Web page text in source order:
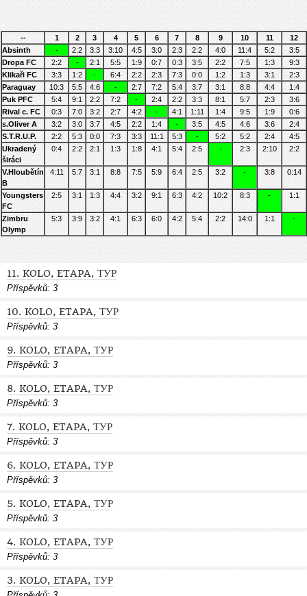
-- 1 2 3 4 5 6 7 8 9 10 11
12
Absinth
- 2:2 3:3 3:10 4:5 3:0 2:3 2:2 4:0 11:4 5:2
3:5
Dropa FC
2:2 - 2:1 5:5 1:9 0:7 0:3 3:5 2:2 7:5 1:3
9:3
Klikaři FC
3:3 1:2 - 6:4 2:2 2:3 7:3 0:0 1:2 1:3 3:1
2:3
Paraguay
10:3 5:5 4:6 - 2:7 7:2 5:4 3:7 3:1 8:8 4:4
1:4
Puk PFC
5:4 9:1 2:2 7:2 - 2:4 2:2 3:3 8:1 5:7 2:3
3:6
Rival c. FC
0:3 7:0 3:2 2:7 4:2 - 4:1 1:11 1:4 9:5 1:9
0:6
s.Oliver A
3:2 3:0 3:7 4:5 2:2 1:4 - 3:5 4:5 4:6 3:6
2:4
S.T.R.U.P.
2:2 5:3 0:0 7:3 3:3 11:1 5:3 - 5:2 5:2 2:4
4:5
Ukradený
širáci
0:4 2:2 2:1 1:3 1:8 4:1 5:4 2:5 - 2:3 2:10 2:2
V.Hloubětín
B
4:11 5:7 3:1 8:8 7:5 5:9 6:4 2:5 3:2 - 3:8 0:14
Youngsters
FC
2:5 3:1 1:3 4:4 3:2 9:1 6:3 4:2 10:2 8:3 - 1:1
Zimbru
Olymp
5:3 3:9 3:2 4:1 6:3 6:0 4:2 5:4 2:2 14:0 1:1 -
11. KOLO, ETAPA, ТУР
Příspěvků: 3
10. KOLO, ETAPA, ТУР
Příspěvků: 3
9. KOLO, ETAPA, ТУР
Příspěvků: 3
8. KOLO, ETAPA, ТУР
Příspěvků: 3
7. KOLO, ETAPA, ТУР
Příspěvků: 3
6. KOLO, ETAPA, ТУР
Příspěvků: 3
5. KOLO, ETAPA, ТУР
Příspěvků: 3
4. KOLO, ETAPA, ТУР
Příspěvků: 3
3. KOLO, ETAPA, ТУР